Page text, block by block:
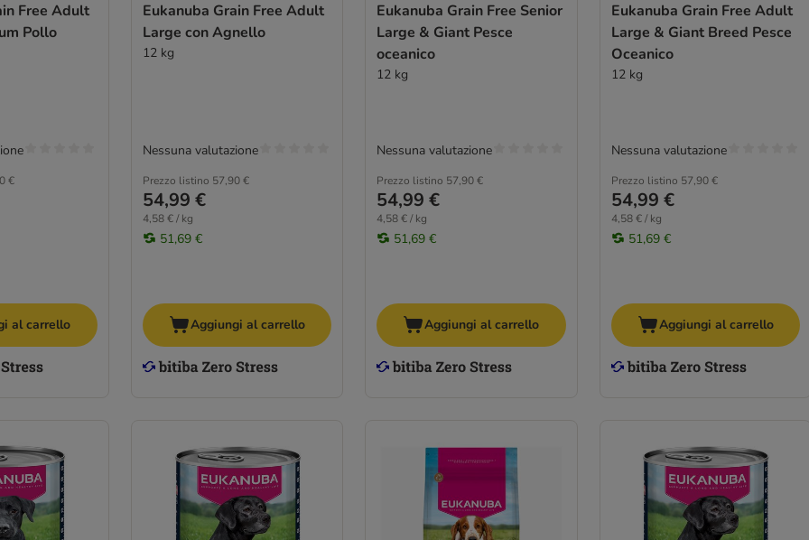
Free Adult
Pollo
€
al carrello
Eukanuba Grain Free Adult
Large con Agnello
12 kg
Prezzo listino 57,90 €
54,99 €
4,58 € / kg
51,69 €
Nessuna valutazione
Aggiungi al carrello
Eukanuba Grain Free Senior
Large & Giant Pesce
oceanico
12 kg
Prezzo listino 57,90 €
54,99 €
4,58 € / kg
51,69 €
Nessuna valutazione
Aggiungi al carrello
Eukanuba Grain Free Adult
Large & Giant Breed Pesce
Oceanico
12 kg
Prezzo listino 57,90 €
54,99 €
4,58 € / kg
51,69 €
Nessuna valutazione
Aggiungi al carrello